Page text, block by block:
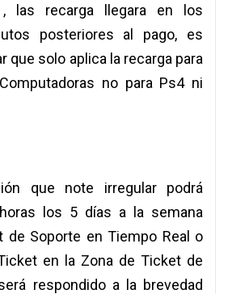
, las recarga llegara en los
posteriores al pago, es
que solo aplica la recarga para
no para Ps4 ni
que note irregular podrá
los 5 días a la semana
de Soporte en Tiempo Real o
en la Zona de Ticket de
respondido a la brevedad